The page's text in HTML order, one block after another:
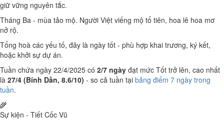
giữ vững nguyên tắc.
Tháng Ba - mùa tảo mộ. Người Việt viếng mộ tổ tiên, hoa lê hoa mơ
nở rộ.
Tổng hoà các yếu tố, đây là ngày tốt - phù hợp khai trương, ký kết,
hoặc khởi sự dự án.
Tuần chứa ngày 22/4/2025 có 2/7 ngày đạt mức Tốt trở lên, cao nhất
là 27/4 (Bính Dần, 8.6/10) - so cả tuần tại bảng điểm 7 ngày trong
tuần.
🌾
Sự kiện - Tiết Cốc Vũ